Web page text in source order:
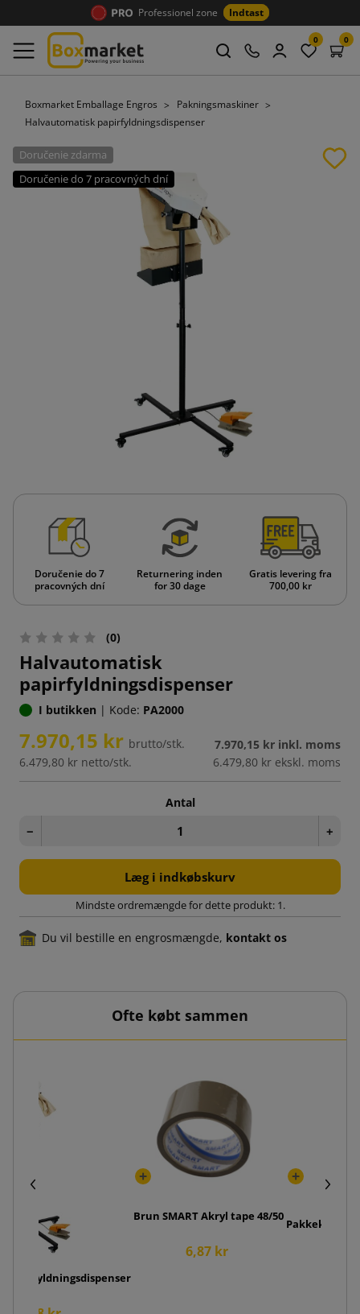
Professionel zone Indtast
0 0
Boxmarket Emballage Engros
Pakningsmaskiner
Halvautomatisk papirfyldningsdispenser
Doručenie zdarma
Doručenie do 7 pracovných dní
Doručenie do 7
pracovných dní
Returnering inden
for 30 dage
Gratis levering fra
700,00 kr
(0)
Halvautomatisk
papirfyldningsdispenser
I butikken | Kode: PA2000
7.970,15 kr brutto/stk.
6.479,80 kr netto/stk.
7.970,15 kr inkl. moms
6.479,80 kr ekskl. moms
Antal
− +
Læg i indkøbskurv
Mindste ordremængde for dette produkt: 1.
Du vil bestille en engrosmængde, kontakt os
Ofte købt sammen
Brun SMART Akryl tape 48/50
6,87 kr
Pakkekniv